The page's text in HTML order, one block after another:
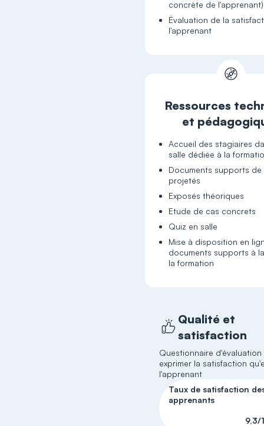
concrète de l'apprenant)
Évaluation de la
l'apprenant
Ressources
et
Accueil des stagiaires
salle dédiée à la
Documents supports
projetés
Exposés théoriques
Etude de cas concrets
Quiz en salle
Mise à disposition en
documents supports à
la formation
Qualité et
satisfaction
Questionnaire
exprimer la satisfaction
l'apprenant
Taux de satisfaction
apprenants
9,3/